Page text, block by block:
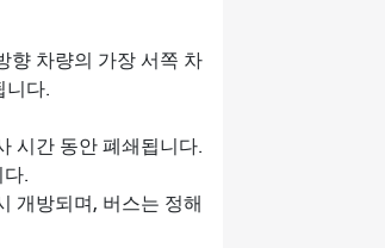
향 차량의 가장 서쪽 차
니다.
시간 동안 폐쇄됩니다.
.
개방되며, 버스는 정해